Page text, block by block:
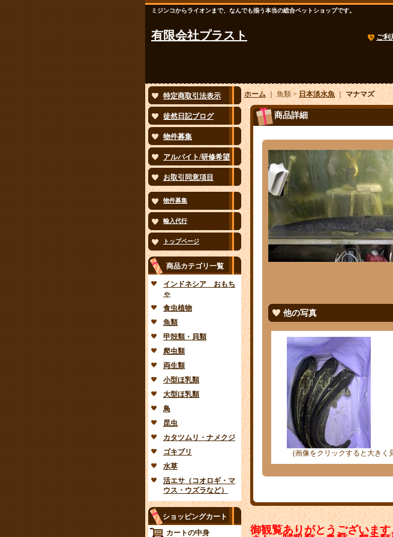
ミジンコからライオンまで、なんでも揃う本当の総合ペットショップです。
有限会社プラスト ご利
特定商取引法表示
徒然日記ブログ
物件募集
アルバイト/研修希望
お取引同意項目
物件募集
輸入代行
トップページ
商品カテゴリ一覧
インドネシア おもち
ゃ
食虫植物
魚類
甲殻類・貝類
爬虫類
両生類
小型ほ乳類
大型ほ乳類
鳥
昆虫
カタツムリ・ナメクジ
ゴキブリ
水草
活エサ（コオロギ・マ
ウス・ウズラなど）
ショッピングカート
カートの中身
ホーム｜ 魚類 >日本淡水魚｜マナマズ
商品詳細
他の写真
(画像をクリックすると大きく
御観覧ありがとうございま